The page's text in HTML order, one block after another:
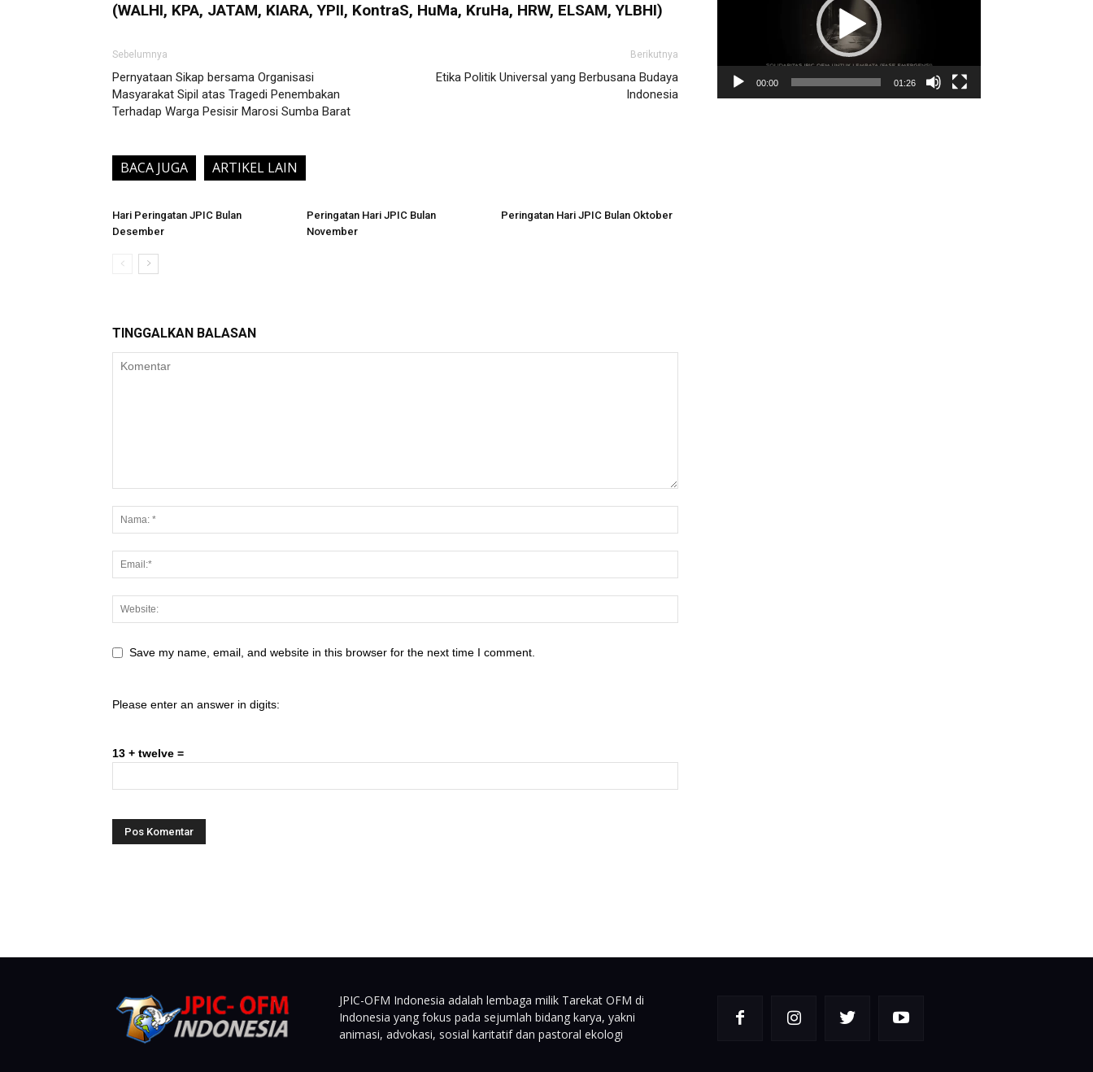
(WALHI, KPA, JATAM, KIARA, YPII, KontraS, HuMa, KruHa, HRW, ELSAM, YLBHI)
Sebelumnya
Pernyataan Sikap bersama Organisasi
Masyarakat Sipil atas Tragedi Penembakan
Terhadap Warga Pesisir Marosi Sumba Barat
Berikutnya
Etika Politik Universal yang Berbusana Budaya
Indonesia
BACA JUGA ARTIKEL LAIN
Hari Peringatan JPIC Bulan
Desember
Peringatan Hari JPIC Bulan
November
Peringatan Hari JPIC Bulan Oktober
TINGGALKAN BALASAN
Save my name, email, and website in this browser for the next time I comment.
Please enter an answer in digits:
13 + twelve =
00:00 01:26
JPIC-OFM Indonesia adalah lembaga milik Tarekat OFM di
Indonesia yang fokus pada sejumlah bidang karya, yakni
animasi, advokasi, sosial karitatif dan pastoral ekologi